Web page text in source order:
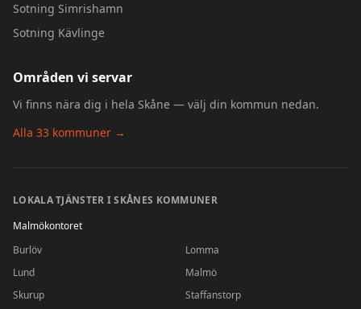
Sotning Simrishamn
Sotning Kävlinge
Områden vi servar
Vi finns nära dig i hela Skåne — välj din kommun nedan.
Alla 33 kommuner →
LOKALA TJÄNSTER I SKÅNES KOMMUNER
Malmökontoret
Burlöv
Lomma
Lund
Malmö
Skurup
Staffanstorp